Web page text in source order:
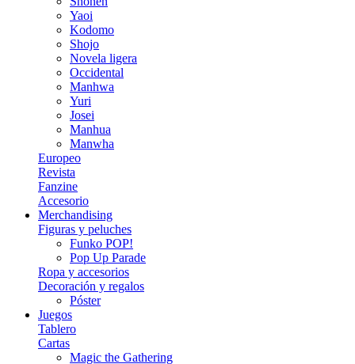
Yaoi
Kodomo
Shojo
Novela ligera
Occidental
Manhwa
Yuri
Josei
Manhua
Manwha
Europeo
Revista
Fanzine
Accesorio
Merchandising
Figuras y peluches
Funko POP!
Pop Up Parade
Ropa y accesorios
Decoración y regalos
Póster
Juegos
Tablero
Cartas
Magic the Gathering